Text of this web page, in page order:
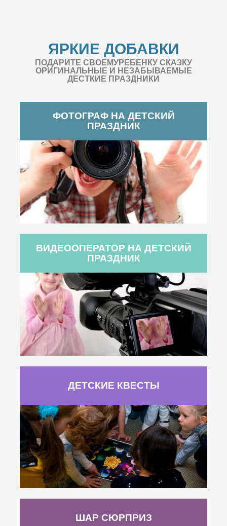
ЯРКИЕ ДОБАВКИ
ПОДАРИТЕ СВОЕМУРЕБЕНКУ СКАЗКУ
ОРИГИНАЛЬНЫЕ И НЕЗАБЫВАЕМЫЕ
ДЕСТКИЕ ПРАЗДНИКИ
ФОТОГРАФ НА ДЕТСКИЙ
ПРАЗДНИК
ВИДЕООПЕРАТОР НА ДЕТСКИЙ
ПРАЗДНИК
ДЕТСКИЕ КВЕСТЫ
ШАР СЮРПРИЗ